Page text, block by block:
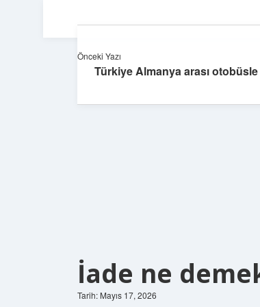
İade ne
Tarih: Mayıs 17, 2026
Önceki Yazı
Türkiye Almanya arası